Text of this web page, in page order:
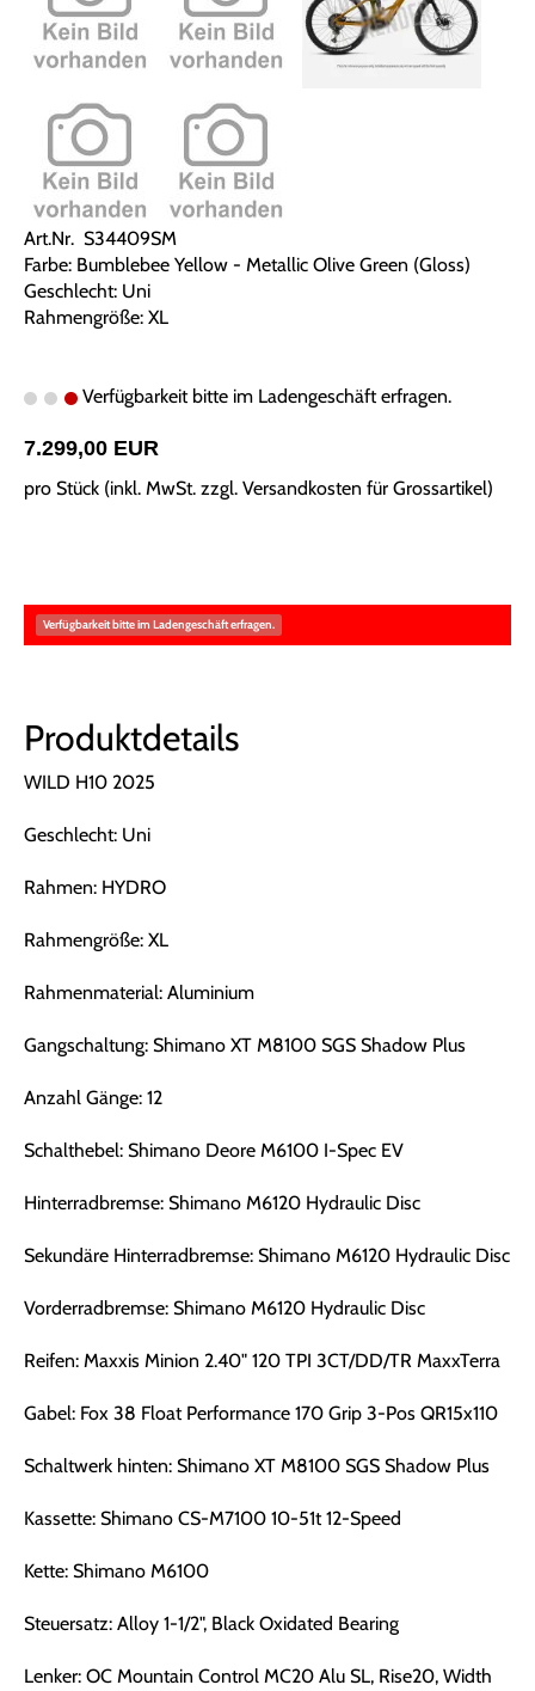
Art.Nr. S34409SM
Farbe: Bumblebee Yellow - Metallic Olive Green (Gloss)
Geschlecht: Uni
Rahmengröße: XL
Verfügbarkeit bitte im Ladengeschäft erfragen.
7.299,00 EUR
pro Stück (inkl. MwSt. zzgl. Versandkosten für Grossartikel)
Verfügbarkeit bitte im Ladengeschäft erfragen.
Produktdetails
WILD H10 2025
Geschlecht: Uni
Rahmen: HYDRO
Rahmengröße: XL
Rahmenmaterial: Aluminium
Gangschaltung: Shimano XT M8100 SGS Shadow Plus
Anzahl Gänge: 12
Schalthebel: Shimano Deore M6100 I-Spec EV
Hinterradbremse: Shimano M6120 Hydraulic Disc
Sekundäre Hinterradbremse: Shimano M6120 Hydraulic Disc
Vorderradbremse: Shimano M6120 Hydraulic Disc
Reifen: Maxxis Minion 2.40" 120 TPI 3CT/DD/TR MaxxTerra
Gabel: Fox 38 Float Performance 170 Grip 3-Pos QR15x110
Schaltwerk hinten: Shimano XT M8100 SGS Shadow Plus
Kassette: Shimano CS-M7100 10-51t 12-Speed
Kette: Shimano M6100
Steuersatz: Alloy 1-1/2", Black Oxidated Bearing
Lenker: OC Mountain Control MC20 Alu SL, Rise20, Width